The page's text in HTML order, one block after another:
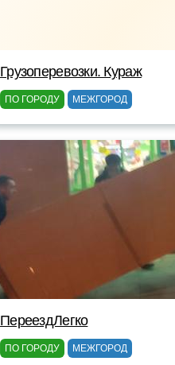
Грузоперевозки. Кураж
ПО ГОРОДУ МЕЖГОРОД
ПереездЛегко
ПО ГОРОДУ МЕЖГОРОД